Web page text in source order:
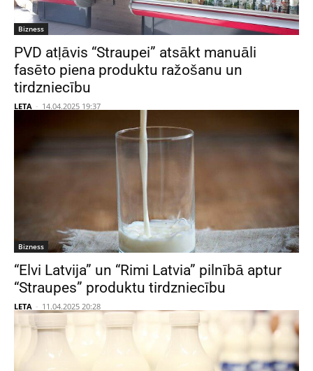
Bizness
PVD atļāvis “Straupei” atsākt manuāli
fasēto piena produktu ražošanu un
tirdzniecību
LETA - 14.04.2025 19:37
Bizness
“Elvi Latvija” un “Rimi Latvia” pilnībā aptur
“Straupes” produktu tirdzniecību
LETA - 11.04.2025 20:28